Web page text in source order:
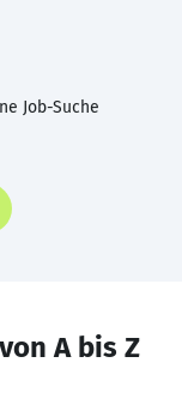
Job-Suche
A bis Z